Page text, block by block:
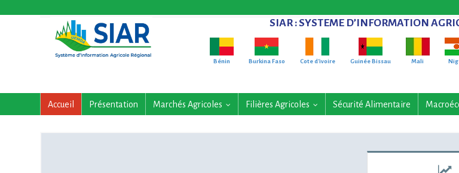
SIAR : SYSTEME D’INFORMATION
Bénin Burkina Faso Cote d'ivoire Guinée Bissau Mali
Accueil Présentation Marchés Agricoles Filières Agricoles Sécurité Alimentaire